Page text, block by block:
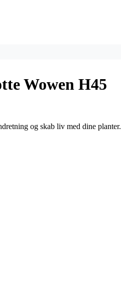
Wowen H45
og skab liv med dine planter.